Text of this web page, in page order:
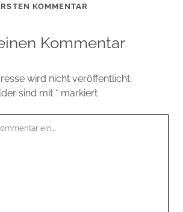
KOMMENTAR
Kommentar
wird nicht veröffentlicht.
sind mit * markiert